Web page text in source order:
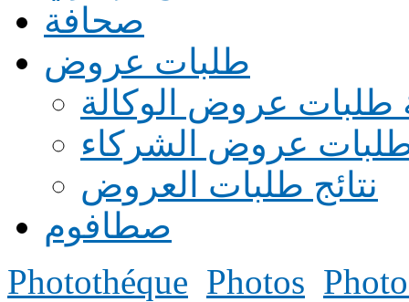
صحافة
طلبات عروض
طلبات عروض الوكالة
طلبات عروض الشركاء
نتائج طلبات العروض
صطافوم
Photothéque Photos